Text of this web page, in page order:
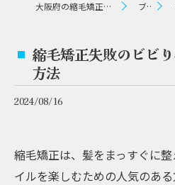
大阪府の縮毛矯正ならパラゴン ヘアー ブログ
縮毛矯正失敗のビビ
方法
2024/08/16
縮毛矯正は、髪をまっすぐに
イルを楽しむための人気のあ